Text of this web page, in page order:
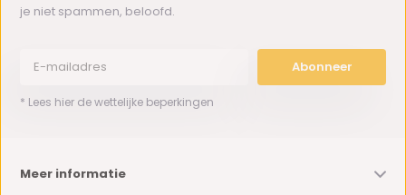
je niet spammen, beloofd.
Abonneer
* Lees hier de wettelijke beperkingen
Meer informatie